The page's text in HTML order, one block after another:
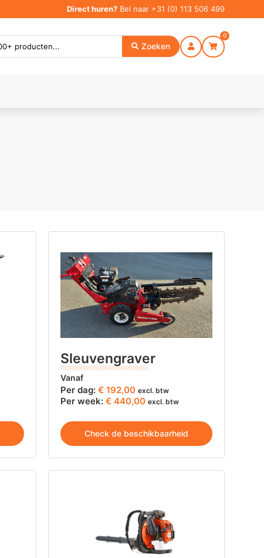
Direct huren?Bel naar +31 (0) 113 506 499
Zoeken
0
Sleuvengraver
Vanaf
Per dag: € 192,00 excl. btw
Per week: € 440,00 excl. btw
Check de beschikbaarheid